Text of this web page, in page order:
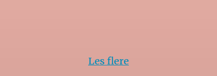
Les flere